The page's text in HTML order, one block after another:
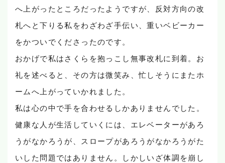
へ上がったところだったようですが、反対方向の改
札へと下りる私をわざわざ手伝い、重いベビーカー
をかついでくださったのです。
おかげで私はさくらを抱っこし無事改札に到着。お
礼を述べると、その方は微笑み、忙しそうにまたホ
ームへ上がっていかれました。
私は心の中で手を合わせるしかありませんでした。
健康な人が生活していくには、エレベーターがあろ
うがなかろうが、スロープがあろうがなかろうがた
いした問題ではありません。しかしいざ体調を崩し